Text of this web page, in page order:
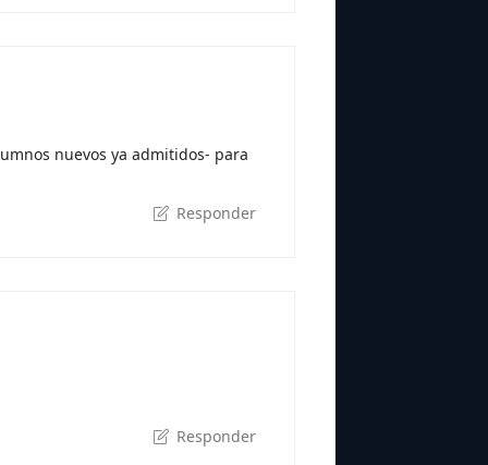
nuevos ya admitidos- para
Responder
Responder